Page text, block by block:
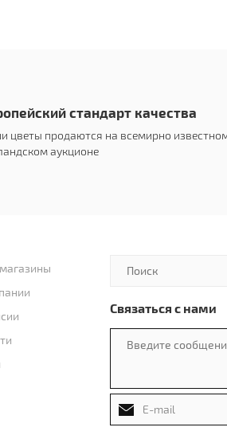
стандарт качества
цветы продаются на всемирно
аукционе
Связаться с нами